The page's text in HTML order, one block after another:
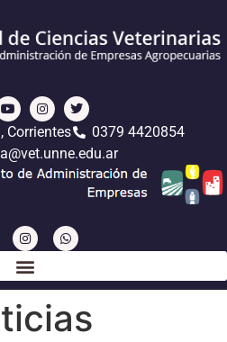
Corrientes
0379 4420854